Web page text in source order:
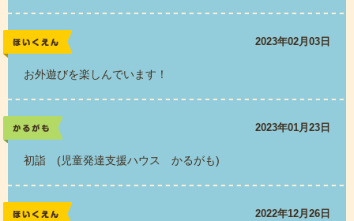
2023年02月03日
お外遊びを楽しんでいます！
2023年01月23日
初詣 (児童発達支援ハウス かるがも)
2022年12月26日